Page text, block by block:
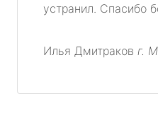
устранил. Спасибо
Илья Дмитраков г.